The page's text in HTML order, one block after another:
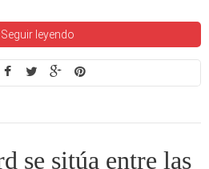
Seguir leyendo
se sitúa entre las